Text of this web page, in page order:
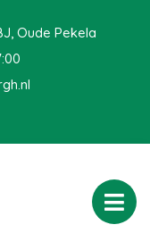
Oude Pekela